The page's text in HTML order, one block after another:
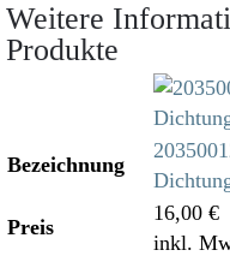
Weitere
Produkte
Bezeichnung
Preis
16,00 €
inkl.